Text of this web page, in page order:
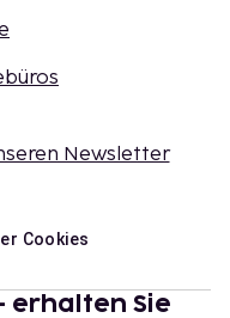
Newsletter
Cookies
erhalten Sie